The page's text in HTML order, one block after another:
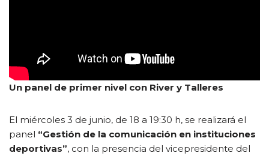
Un panel de primer nivel con River y Talleres
El miércoles 3 de junio, de 18 a 19:30 h, se realizará el
panel “Gestión de la comunicación en instituciones
deportivas”, con la presencia del vicepresidente del